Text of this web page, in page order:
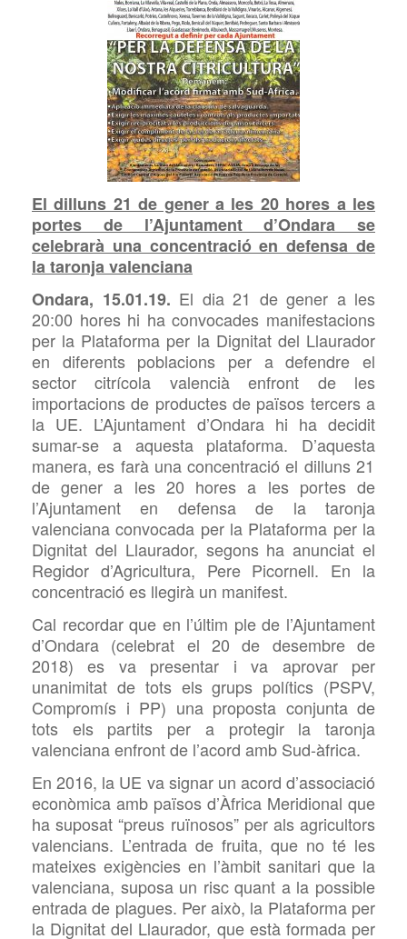
El dilluns 21 de gener a les 20 hores a les
portes de l’Ajuntament d’Ondara se
celebrarà una concentració en defensa de
la taronja valenciana
Ondara, 15.01.19. El dia 21 de gener a les
20:00 hores hi ha convocades manifestacions
per la Plataforma per la Dignitat del Llaurador
en diferents poblacions per a defendre el
sector citrícola valencià enfront de les
importacions de productes de països tercers a
la UE. L’Ajuntament d’Ondara hi ha decidit
sumar-se a aquesta plataforma. D’aquesta
manera, es farà una concentració el dilluns 21
de gener a les 20 hores a les portes de
l’Ajuntament en defensa de la taronja
valenciana convocada per la Plataforma per la
Dignitat del Llaurador, segons ha anunciat el
Regidor d’Agricultura, Pere Picornell. En la
concentració es llegirà un manifest.
Cal recordar que en l’últim ple de l’Ajuntament
d’Ondara (celebrat el 20 de desembre de
2018) es va presentar i va aprovar per
unanimitat de tots els grups polítics (PSPV,
Compromís i PP) una proposta conjunta de
tots els partits per a protegir la taronja
valenciana enfront de l’acord amb Sud-àfrica.
En 2016, la UE va signar un acord d’associació
econòmica amb països d’Àfrica Meridional que
ha suposat “preus ruïnosos” per als agricultors
valencians. L’entrada de fruita, que no té les
mateixes exigències en l’àmbit sanitari que la
valenciana, suposa un risc quant a la possible
entrada de plagues. Per això, la Plataforma per
la Dignitat del Llaurador, que està formada per